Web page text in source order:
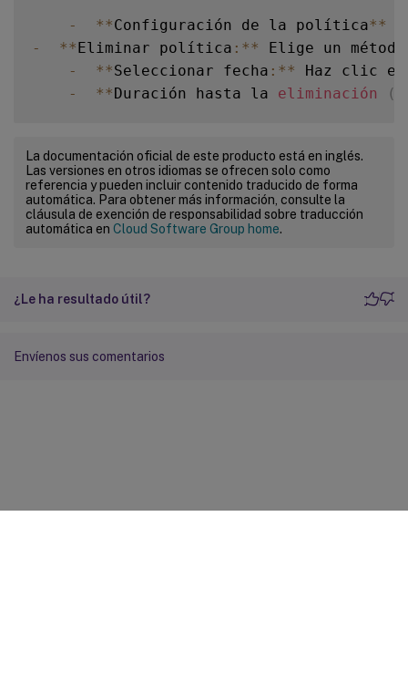
- **Configuración de la política**
-
**Eliminar política : **
Elige un
-
**Seleccionar fecha : **
Haz clic
-
**Duración hasta la eliminación (
La documentación oficial de este producto está en inglés.
Las versiones en otros idiomas se ofrecen solo como
referencia y pueden incluir contenido traducido de forma
automática. Para obtener más información, consulte la
cláusula de exención de responsabilidad sobre traducción
automática en Cloud Software Group home.
¿Le ha resultado útil?
Envíenos sus comentarios